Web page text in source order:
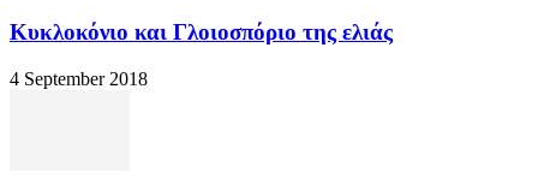
Κυκλοκόνιο και Γλοιοσπόριο της ελιάς
4 September 2018